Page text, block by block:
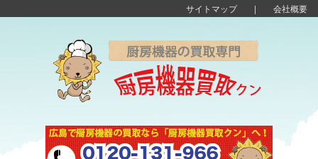
サイトマップ| 会社概要